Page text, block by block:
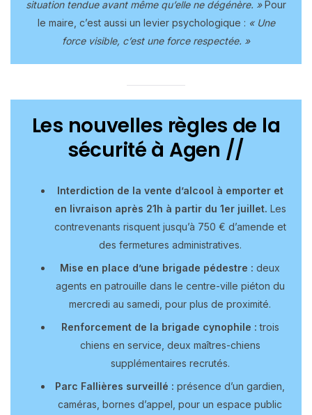
situation tendue avant même qu’elle ne dégénère. »Pour
le maire, c’est aussi un levier psychologique : « Une
force visible, c’est une force respectée. »
Les nouvelles règles de la
sécurité à Agen //
Interdiction de la vente d’alcool à emporter et
en livraison après 21h à partir du 1er juillet. Les
contrevenants risquent jusqu’à 750 € d’amende et
des fermetures administratives.
Mise en place d’une brigade pédestre : deux
agents en patrouille dans le centre-ville piéton du
mercredi au samedi, pour plus de proximité.
Renforcement de la brigade cynophile : trois
chiens en service, deux maîtres-chiens
supplémentaires recrutés.
Parc Fallières surveillé : présence d’un gardien,
caméras, bornes d’appel, pour un espace public